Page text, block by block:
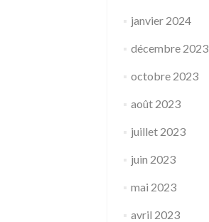
janvier 2024
décembre 2023
octobre 2023
août 2023
juillet 2023
juin 2023
mai 2023
avril 2023